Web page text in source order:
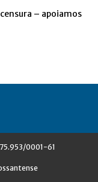
– apoiamos
0001-61